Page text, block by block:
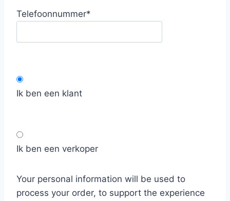
Telefoonnummer*
Ik ben een klant
Ik ben een verkoper
Your personal information will be used to
process your order, to support the experience